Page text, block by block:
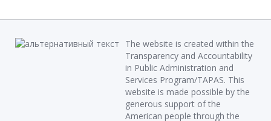
The website is created within the
Transparency and Accountability
in Public Administration and
Services Program/TAPAS. This
website is made possible by the
generous support of the
American people through the